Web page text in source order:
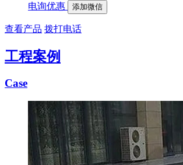
电询优惠
添加微信
查看产品 拨打电话
工程案例
Case